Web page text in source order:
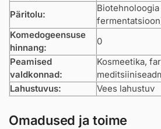
Päritolu:
Komedogeensuse
hinnang:
0
Peamised
valdkonnad:
Kosmeetika,
Lahustuvus:
Vees lahustuv
Omadused ja toime